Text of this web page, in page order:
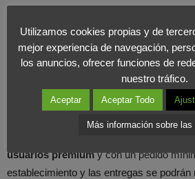
François Nuyts
nuestros tres socios madrileños es un
servicio Prime Now en Madrid. Por un
aún más la variedad de productos que
la oportunidad a los clientes de estas tres
nuestras entregas ultra-rápidas».
usuarios premiumy con un pedido
establecimiento y las entregas se podrán
Utilizamos cookies propias y de
mejor experiencia de navegación,
los anuncios, ofrecer funciones de
nuestro tráfico.
Aceptar Aceptar Todo
Más información sobre las